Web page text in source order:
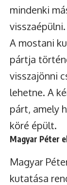
mindenki
visszaépülni.
A mostani
pártja
visszajönni
lehetne. A
párt, amely
köré épült.
Magyar Péter
Magyar
kutatása